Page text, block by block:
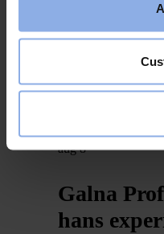
List of
Photo
aug8
Galna
hans